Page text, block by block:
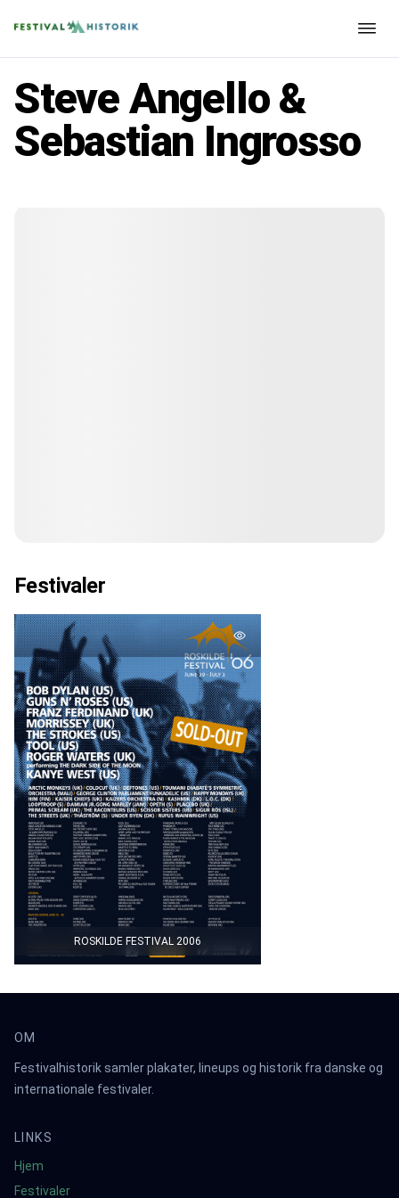
Steve Angello &
Sebastian Ingrosso
Festivaler
ROSKILDE FESTIVAL 2006
OM
Festivalhistorik samler plakater, lineups og historik fra danske og
internationale festivaler.
LINKS
Hjem
Festivaler